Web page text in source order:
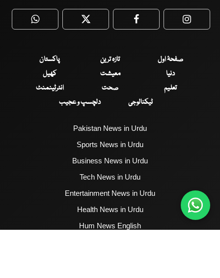
WhatsApp Twitter Facebook
صفحۂ اول تازہ ترین
پاکستان
دنیا
معیشت
کھیل
تعلیم
صحت
انٹرٹینمنٹ
ٹیکنالوجی
دلچسپ و عجیب
Pakistan News in Urdu
Sports News in Urdu
Business News in Urdu
Tech News in Urdu
Entertainment News in Urdu
Health News in Urdu
Hum News English